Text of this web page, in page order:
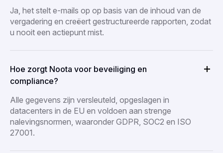
Ja, het stelt e-mails op op basis van de inhoud van de
vergadering en creëert gestructureerde rapporten, zodat
u nooit een actiepunt mist.
Hoe zorgt Noota voor beveiliging en
compliance?
Alle gegevens zijn versleuteld, opgeslagen in
datacenters in de EU en voldoen aan strenge
nalevingsnormen, waaronder GDPR, SOC2 en ISO
27001.